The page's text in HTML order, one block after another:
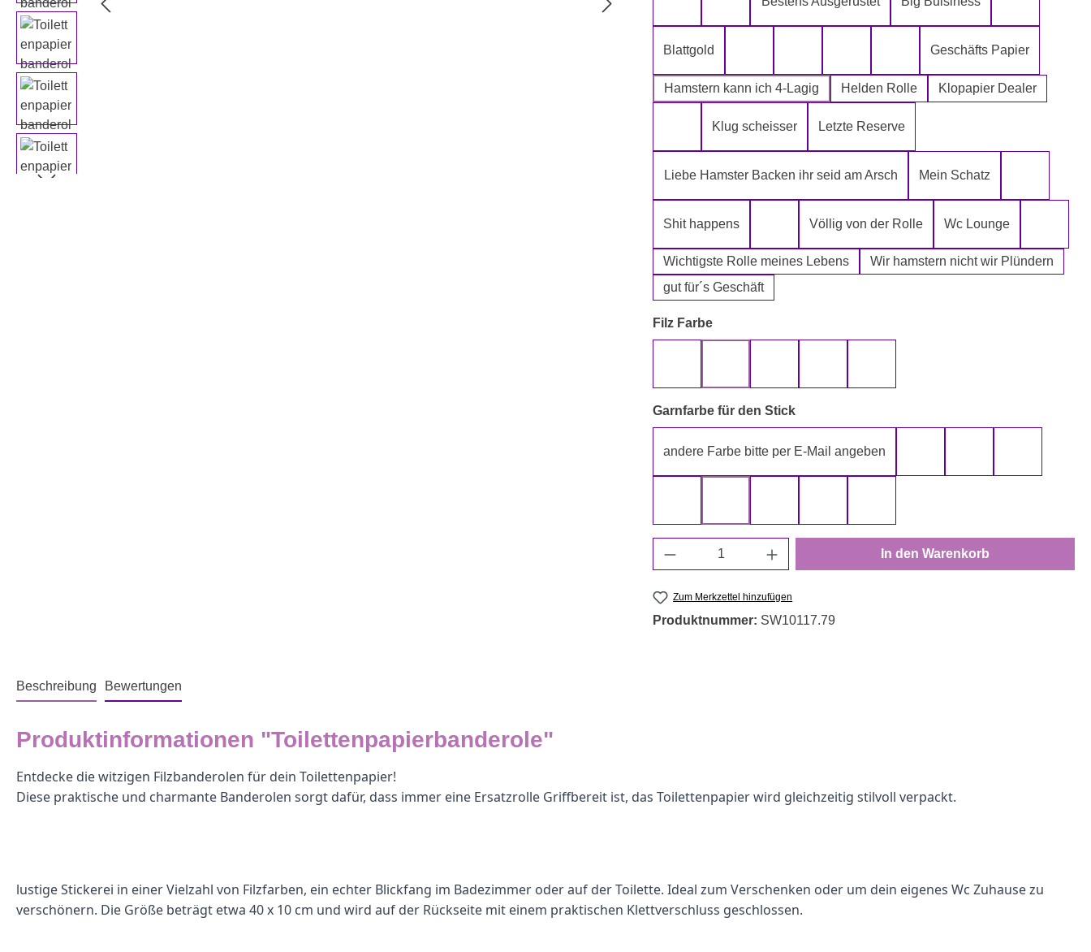
5-Lagig ich kann´s mir leisten
Alter spielt keine Rolle
Blattgold
Die letzte Rolle aus dem Regal -EGAL-
Geschäfts Papier
Hamstern kann ich 4-Lagig Helden Rolle Klopapier Dealer
Klopapier Mafia
Klug scheisser Letzte Reserve
Liebe Hamster Backen ihr seid am Arsch Mein Schatz
Shit happens
Tatort Reiniger
Völlig von der Rolle Wc Lounge
Wichtigste Rolle meines Lebens
Wir hamstern nicht wir Plündern
gut für´s Geschäft
Filz Farbeauswählen
Garnfarbe für den Stickauswählen
andere Farbe bitte per E-Mail angeben
Produkt Anzahl: Gib den gewünschten Wert ein
In den Warenkorb
Zum Merkzettel hinzufügen
Produktnummer: SW10117.79
Beschreibung Bewertungen
Produktinformationen "Toilettenpapierbanderole"
Entdecke die witzigen Filzbanderolen für dein Toilettenpapier!
Diese praktische und charmante Banderolen sorgt dafür, dass immer eine Ersatzrolle Griffbereit ist, das Toilettenpapier wird gleichzeitig stilvoll verpackt.
lustige Stickerei in einer Vielzahl von Filzfarben, ein echter Blickfang im Badezimmer oder auf der Toilette. Ideal zum Verschenken oder um dein eigenes Wc Zuhause zu
verschönern. Die Größe beträgt etwa 40 x 10 cm und wird auf der Rückseite mit einem praktischen Klettverschluss geschlossen.